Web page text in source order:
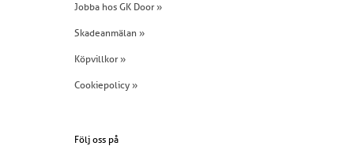
Jobba hos GK Door »
Skadeanmälan »
Köpvillkor »
Cookiepolicy »
Följ oss på